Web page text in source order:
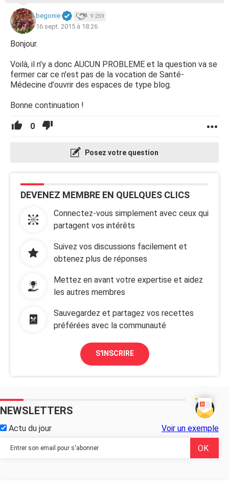
begonie 9 259
16 sept. 2015 à 18:26
Bonjour.
Voilà, il n'y a donc AUCUN PROBLEME et la question va se
fermer car ce n'est pas de la vocation de Santé-
Médecine d'ouvrir des espaces de type blog.
Bonne continuation !
0
Posez votre question
DEVENEZ MEMBRE EN QUELQUES CLICS
Connectez-vous simplement avec ceux qui
partagent vos intérêts
Suivez vos discussions facilement et
obtenez plus de réponses
Mettez en avant votre expertise et aidez
les autres membres
Sauvegardez et partagez vos recettes
préférées avec la communauté
S'INSCRIRE
NEWSLETTERS
Actu du jour Voir un exemple